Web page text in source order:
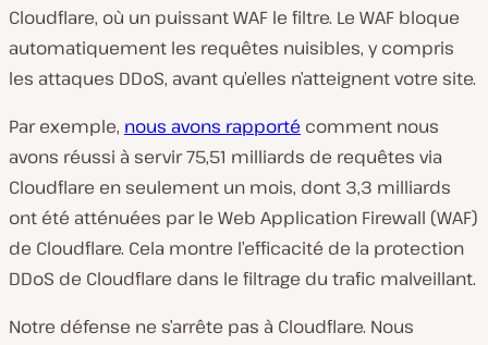
Cloudflare, où un puissant WAF le filtre. Le WAF bloque
automatiquement les requêtes nuisibles, y compris
les attaques DDoS, avant qu’elles n’atteignent votre site.
Par exemple, nous avons rapporté comment nous
avons réussi à servir 75,51 milliards de requêtes via
Cloudflare en seulement un mois, dont 3,3 milliards
ont été atténuées par le Web Application Firewall (WAF)
de Cloudflare. Cela montre l’efficacité de la protection
DDoS de Cloudflare dans le filtrage du trafic malveillant.
Notre défense ne s’arrête pas à Cloudflare. Nous